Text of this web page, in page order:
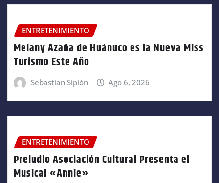
ENTRETENIMIENTO
Melany Azaña de Huánuco es la Nueva Miss
Turismo Este Año
Sebastian Sipión Ago 6, 2026
ENTRETENIMIENTO
Preludio Asociación Cultural Presenta el
Musical «Annie»